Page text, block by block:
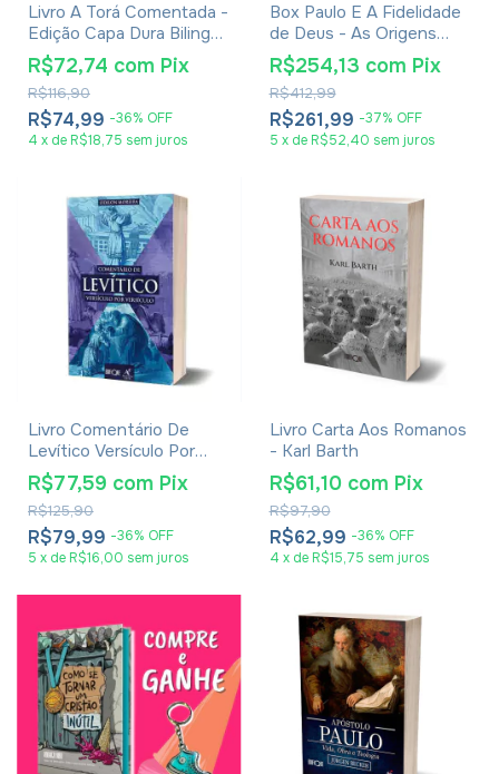
Livro A Torá Comentada -
Edição Capa Dura Bilingue
Hebraico-Português -
Brian Kibuuka
R$74,99 -36% OFF
R$116,90
R$72,74 com Pix
4 x de R$18,75 sem juros
Box Paulo E A Fidelidade
de Deus - As Origens
Cristãs e a Questão de
Deus - N. T. Wright
R$261,99 -37% OFF
R$412,99
R$254,13 com Pix
5 x de R$52,40 sem juros
Livro Comentário De
Levítico Versículo Por
Versículo - Odilon Moreira
R$79,99 -36% OFF
R$125,90
R$77,59 com Pix
5 x de R$16,00 sem juros
Livro Carta Aos Romanos
- Karl Barth
R$62,99 -36% OFF
R$97,90
R$61,10 com Pix
4 x de R$15,75 sem juros